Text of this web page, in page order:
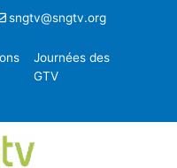
sngtv@sngtv.org
Journées des
GTV